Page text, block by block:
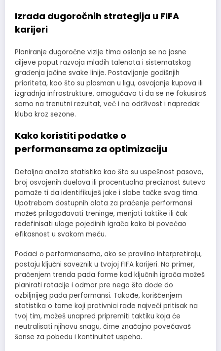
Izrada dugoročnih strategija u FIFA
karijeri
Planiranje dugoročne vizije tima oslanja se na jasne
ciljeve poput razvoja mladih talenata i sistematskog
građenja jačine svake linije. Postavljanje godišnjih
prioriteta, kao što su plasman u ligu, osvajanje kupova ili
izgradnja infrastrukture, omogućava ti da se ne fokusiraš
samo na trenutni rezultat, već i na održivost i napredak
kluba kroz sezone.
Kako koristiti podatke o
performansama za optimizaciju
Detaljna analiza statistika kao što su uspešnost pasova,
broj osvojenih duelova ili procentualna preciznost šuteva
pomaže ti da identifikuješ jake i slabe tačke svog tima.
Upotrebom dostupnih alata za praćenje performansi
možeš prilagođavati treninge, menjati taktike ili čak
redefinisati uloge pojedinih igrača kako bi povećao
efikasnost u svakom meču.
Podaci o performansama, ako se pravilno interpretiraju,
postaju ključni saveznik u tvojoj FIFA karijeri. Na primer,
praćenjem trenda pada forme kod ključnih igrača možeš
planirati rotacije i odmor pre nego što dođe do
ozbiljnijeg pada performansi. Takođe, korišćenjem
statistika o tome koji protivnici rade najveći pritisak na
tvoj tim, možeš unapred pripremiti taktiku koja će
neutralisati njihovu snagu, čime značajno povećavaš
šanse za pobedu i kontinuitet uspeha.